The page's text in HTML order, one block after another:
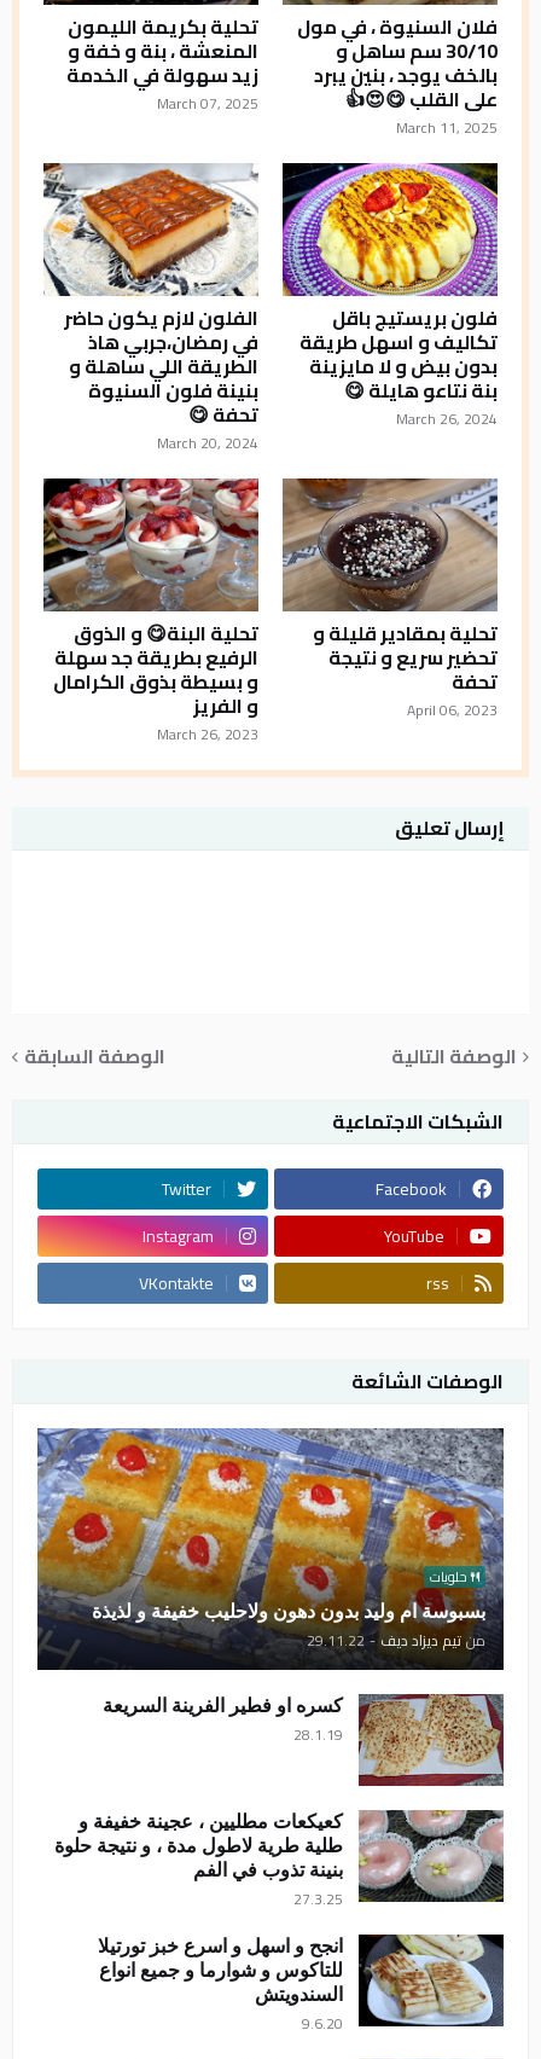
فلان السنيوة ، في مول
30/10 سم ساهل و
بالخف يوجد ، بنين يبرد
على القلب 😋😍👍
March 11, 2025
تحلية بكريمة الليمون
المنعشة ، بنة و خفة و
زيد سهولة في الخدمة
March 07, 2025
فلون بريستيج باقل
تكاليف و اسهل طريقة
بدون بيض و لا مايزينة
بنة نتاعو هايلة 😋
March 26, 2024
الفلون لازم يكون حاضر
في رمضان،جربي هاذ
الطريقة اللي ساهلة و
بنينة فلون السنيوة
تحفة 😋
March 20, 2024
تحلية بمقادير قليلة و
تحضير سريع و نتيجة
تحفة
April 06, 2023
تحلية البنة😋 و الذوق
الرفيع بطريقة جد سهلة
و بسيطة بذوق الكرامال
و الفريز
March 26, 2023
إرسال تعليق
الوصفة التالية
الوصفة السابقة
الشبكات الاجتماعية
Facebook
Twitter
YouTube
Instagram
rss
VKontakte
الوصفات الشائعة
حلويات
بسبوسة ام وليد بدون دهون ولاحليب خفيفة و لذيذة
منتيم ديزاد ديف -
29.11.22
كسره او فطير الفرينة السريعة
28.1.19
كعيكعات مطليين ، عجينة خفيفة و
طلية طرية لاطول مدة ، و نتيجة حلوة
بنينة تذوب في الفم
27.3.25
انجح و اسهل و اسرع خبز تورتيلا
للتاكوس و شوارما و جميع انواع
السندويتش
9.6.20